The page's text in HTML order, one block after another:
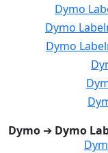
Dymo
Dymo
Dymo
Dymo ➔ Dymo